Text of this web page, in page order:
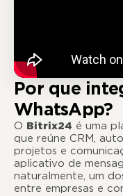
Por que
WhatsApp?
O Bitrix24 é uma
que reúne CRM,
projetos e
aplicativo de
naturalmente, um
entre empresas e